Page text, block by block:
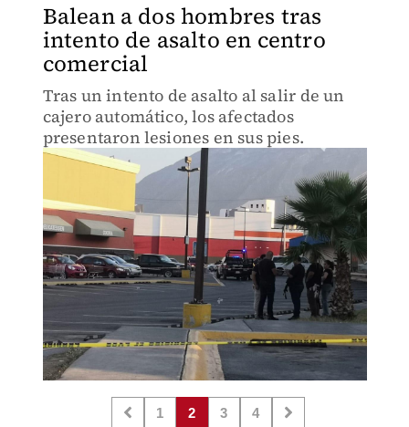
Balean a dos hombres tras
intento de asalto en centro
comercial
Tras un intento de asalto al salir de un
cajero automático, los afectados
presentaron lesiones en sus pies.
1 2 3 4